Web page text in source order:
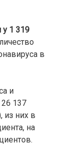
у 1 319
в
и
137
из них в
на